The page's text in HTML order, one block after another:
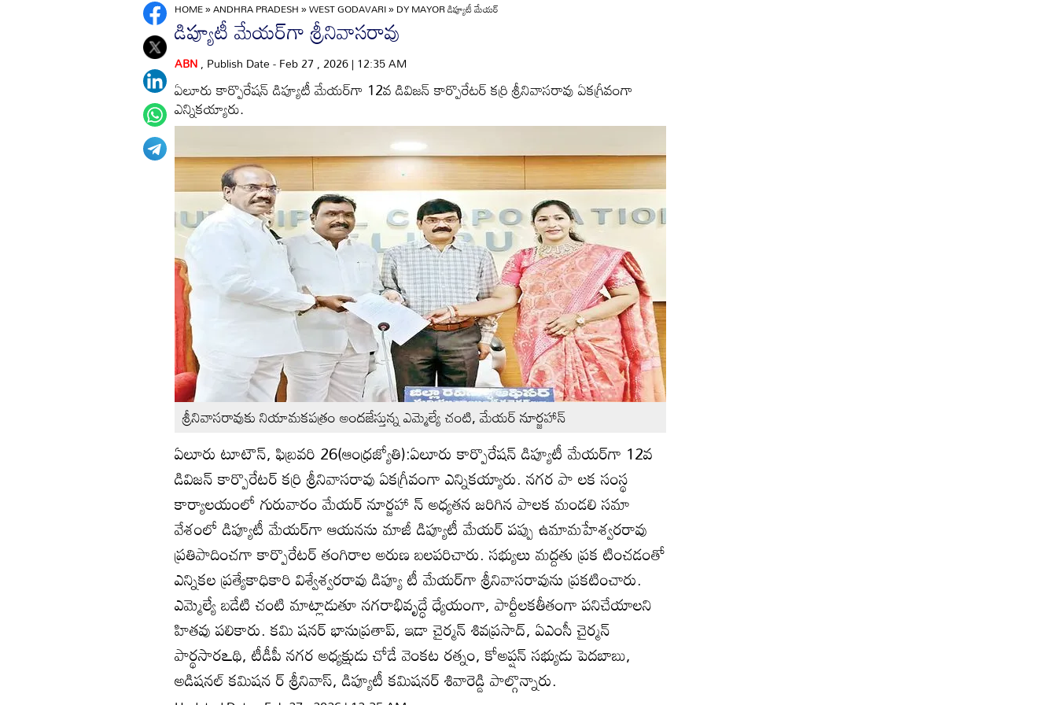
HOME»ANDHRA PRADESH»WEST GODAVARI»DY MAYOR డిప్యూటీ మేయర్‌
డిప్యూటీ మేయర్‌గా శ్రీనివాసరావు
ABN, Publish Date - Feb 27 , 2026 | 12:35 AM
ఏలూరు కార్పొరేషన్‌ డిప్యూటీ మేయర్‌గా 12వ డివిజన్‌ కార్పొరేటర్‌ కర్రి శ్రీనివాసరావు ఏకగ్రీవంగా
ఎన్నికయ్యారు.
శ్రీనివాసరావుకు నియామకపత్రం అందజేస్తున్న ఎమ్మెల్యే చంటి, మేయర్‌ నూర్జహాన్‌
ఏలూరు టూటౌన్‌, ఫిబ్రవరి 26(ఆంధ్రజ్యోతి):ఏలూరు కార్పొరేషన్‌ డిప్యూటీ మేయర్‌గా 12వ
డివిజన్‌ కార్పొరేటర్‌ కర్రి శ్రీనివాసరావు ఏకగ్రీవంగా ఎన్నికయ్యారు. నగర పా లక సంస్థ
కార్యాలయంలో గురువారం మేయర్‌ నూర్జహా న్‌ అధ్యతన జరిగిన పాలక మండలి సమా
వేశంలో డిప్యూటీ మేయర్‌గా ఆయనను మాజీ డిప్యూటీ మేయర్‌ పప్పు ఉమామహేశ్వరరావు
ప్రతిపాదించగా కార్పొరేటర్‌ తంగిరాల అరుణ బలపరిచారు. సభ్యులు మద్దతు ప్రక టించడంతో
ఎన్నికల ప్రత్యేకాధికారి విశ్వేశ్వరరావు డిప్యూ టీ మేయర్‌గా శ్రీనివాసరావును ప్రకటించారు.
ఎమ్మెల్యే బడేటి చంటి మాట్లాడుతూ నగరాభివృద్ధే ధ్యేయంగా, పార్టీలకతీతంగా పనిచేయాలని
హితవు పలికారు. కమి షనర్‌ భానుప్రతాప్‌, ఇడా చైర్మన్‌ శివప్రసాద్‌, ఏఎంసీ చైర్మన్‌
పార్థసారఽథి, టీడీపీ నగర అధ్యక్షుడు చోడే వెంకట రత్నం, కోఅప్షన్‌ సభ్యుడు పెదబాబు,
అడిషనల్‌ కమిషన ర్‌ శ్రీనివాస్‌, డిప్యూటీ కమిషనర్‌ శివారెడ్డి పాల్గొన్నారు.